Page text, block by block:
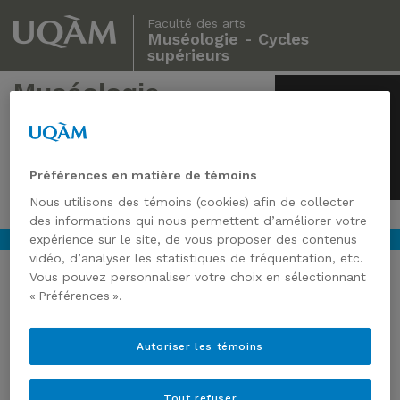
Faculté des arts
Muséologie - Cycles
supérieurs
Muséologie
Cycles supérieurs
Préférences en matière de témoins
Nous utilisons des témoins (cookies) afin de collecter
des informations qui nous permettent d’améliorer votre
expérience sur le site, de vous proposer des contenus
vidéo, d’analyser les statistiques de fréquentation, etc.
Vous pouvez personnaliser votre choix en sélectionnant
« Préférences ».
Autoriser les témoins